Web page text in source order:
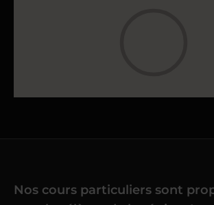
Nos cours particuliers sont